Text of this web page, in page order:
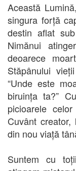
Această
singura forță
destin aflat
Nimănui
deoarece
Stăpânului
“Unde este
biruința ta?”
picioarele
Cuvânt
din nou viață
Suntem cu